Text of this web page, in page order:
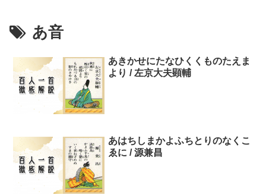
あ音
あきかせにたなひくくものたえま
より / 左京大夫顕輔
あはちしまかよふちとりのなくこ
ゑに / 源兼昌